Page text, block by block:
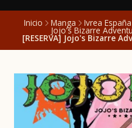
Inicio Manga Ivrea España
Jojo's Bizarre
[RESERVA] Jojo's Bizarre